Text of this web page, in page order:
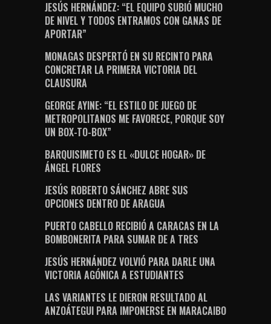
JESÚS HERNÁNDEZ: “EL EQUIPO SUBIÓ MUCHO
DE NIVEL Y TODOS ENTRAMOS CON GANAS DE
APORTAR”
MONAGAS DESPERTÓ EN SU RECINTO PARA
CONCRETAR LA PRIMERA VICTORIA DEL
CLAUSURA
GEORGE AYINE: “EL ESTILO DE JUEGO DE
METROPOLITANOS ME FAVORECE, PORQUE SOY
UN BOX-TO-BOX”
BARQUISIMETO ES EL «DULCE HOGAR» DE
ÁNGEL FLORES
JESÚS ROBERTO SÁNCHEZ ABRE SUS
OPCIONES DENTRO DE ARAGUA
PUERTO CABELLO RECIBIÓ A CARACAS EN LA
BOMBONERITA PARA SUMAR DE A TRES
JESÚS HERNÁNDEZ VOLVIÓ PARA DARLE UNA
VICTORIA AGÓNICA A ESTUDIANTES
LAS VARIANTES LE DIERON RESULTADO AL
ANZOÁTEGUI PARA IMPONERSE EN MARACAIBO